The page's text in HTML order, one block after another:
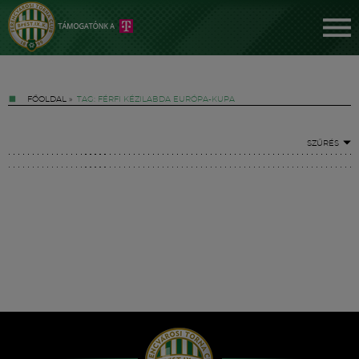
FŐOLDAL » TAG: FÉRFI KÉZILABDA EURÓPA-KUPA
SZŰRÉS
Hírek